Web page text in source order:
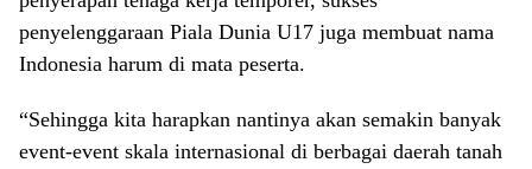
penyelenggaraan Piala Dunia U17 juga membuat nama
Indonesia harum di mata peserta.
“Sehingga kita harapkan nantinya akan semakin banyak
event-event skala internasional di berbagai daerah tanah